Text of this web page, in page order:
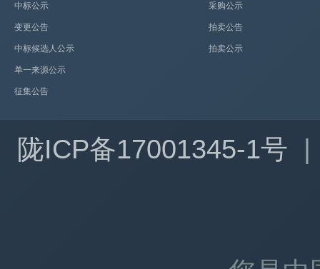
中标公示
变更公告
中标候选人公示
单一来源公示
征集公告
采购公示
拍卖公告
拍卖公示
陇ICP备17001345-1号